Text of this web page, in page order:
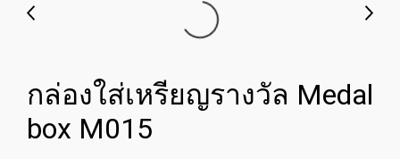
กล่องใส่เหรียญรางวัล Medal
box M015